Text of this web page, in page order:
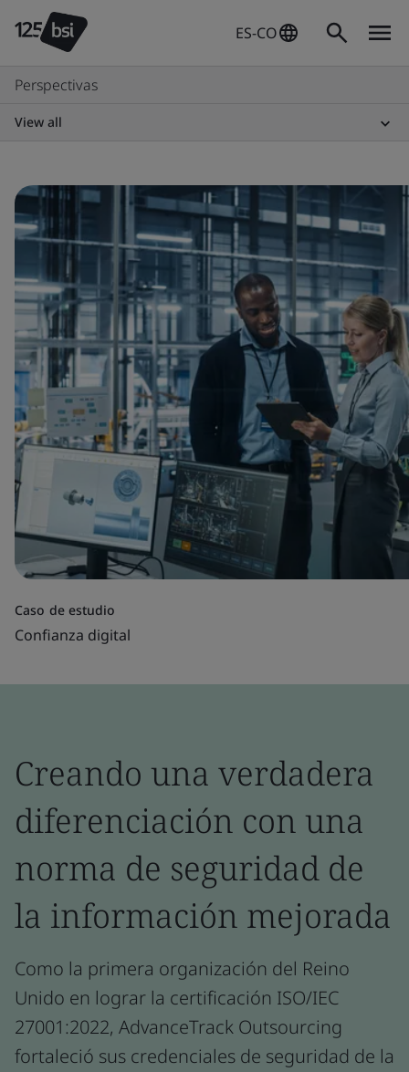
ES-CO
Perspectivas
View all
Caso de estudio
Confianza digital
Creando una verdadera
diferenciación con una
norma de seguridad de
la información mejorada
Como la primera organización del Reino
Unido en lograr la certificación ISO/IEC
27001:2022, AdvanceTrack Outsourcing
fortaleció sus credenciales de seguridad de la